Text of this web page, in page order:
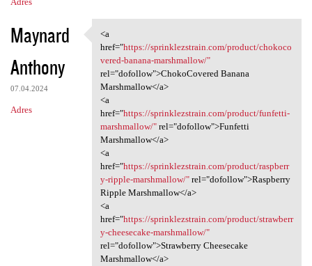
Maynard
Anthony
07.04.2024
Adres
<a href="https:/
<a
href="https://sprinklezstrain.com/product/chokoco
vered-banana-marshmallow/"
rel="dofollow">ChokoCovered Banana
Marshmallow</a>
<a
href="https://sprinklezstrain.com/product/funfetti-
marshmallow/"rel="dofollow">Funfetti
Marshmallow</a>
<a
href="https://sprinklezstrain.com/product/raspberr
y-ripple-marshmallow/"rel="dofollow">Raspberry
Ripple Marshmallow</a>
<a
href="https://sprinklezstrain.com/product/strawberr
y-cheesecake-marshmallow/"
rel="dofollow">Strawberry Cheesecake
Marshmallow</a>